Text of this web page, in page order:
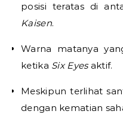
posisi teratas di
Kaisen.
Warna matanya
ketika Six Eyesaktif.
Meskipun terlihat
dengan kematian